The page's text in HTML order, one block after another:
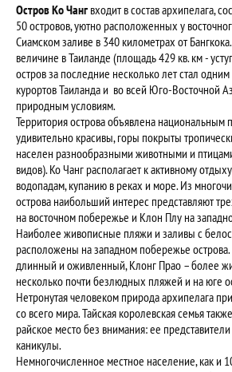
Остров Ко Чанг входит в состав архипелага,
50 островов, уютно расположенных у
Сиамском заливе в 340 километрах от
величине в Таиланде (площадь 429 кв. км -
остров за последние несколько лет стал
курортов Таиланда и во всей Юго-Восточной
природным условиям.
Территория острова объявлена национальным
удивительно красивы, горы покрыты
населен разнообразными животными и
видов). Ко Чанг располагает к активному
водопадам, купанию в реках и море. Из
острова наибольший интерес представляют
на восточном побережье и Клон Плу на
Наиболее живописные пляжи и заливы с
расположены на западном побережье
длинный и оживленный, Клонг Прао – более
несколько почти безлюдных пляжей и на юге
Нетронутая человеком природа архипелага
со всего мира. Тайская королевская семья
райское место без внимания: ее
каникулы.
Немногочисленное местное население, как и